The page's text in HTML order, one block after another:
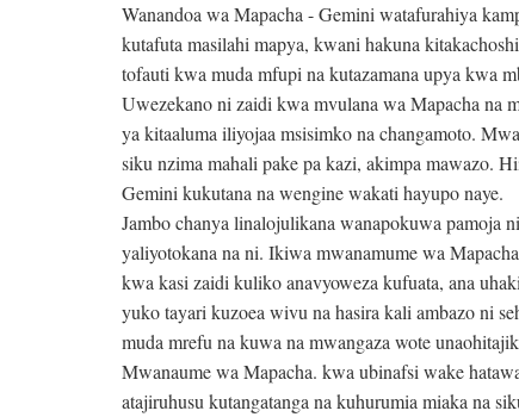
Wanandoa wa Mapacha - Gemini watafurahiya
kutafuta masilahi mapya, kwani hakuna
tofauti kwa muda mfupi na kutazamana upya kwa
Uwezekano ni zaidi kwa mvulana wa Mapacha na
ya kitaaluma iliyojaa msisimko na changamoto.
siku nzima mahali pake pa kazi, akimpa mawazo.
Gemini kukutana na wengine wakati hayupo naye.
Jambo chanya linalojulikana wanapokuwa pamoja
yaliyotokana na ni. Ikiwa mwanamume wa
kwa kasi zaidi kuliko anavyoweza kufuata, ana
yuko tayari kuzoea wivu na hasira kali ambazo ni
muda mrefu na kuwa na mwangaza wote
Mwanaume wa Mapacha. kwa ubinafsi wake
atajiruhusu kutangatanga na kuhurumia miaka na